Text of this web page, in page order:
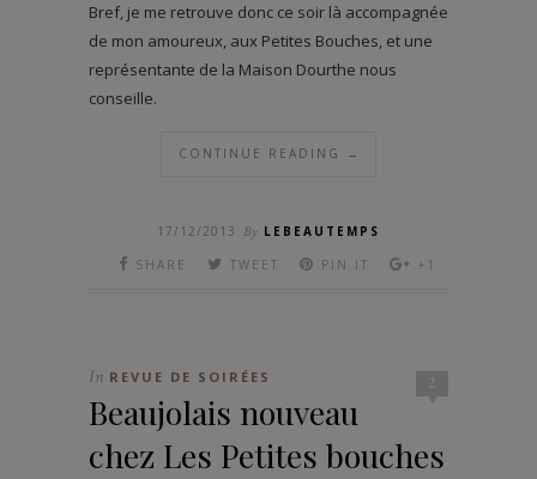
Bref, je me retrouve donc ce soir là accompagnée
de mon amoureux, aux Petites Bouches, et une
représentante de la Maison Dourthe nous
conseille.
CONTINUE READING →
17/12/2013 By LEBEAUTEMPS
SHARE
TWEET PIN IT +1
2
In REVUE DE SOIRÉES
Beaujolais nouveau
chez Les Petites bouches